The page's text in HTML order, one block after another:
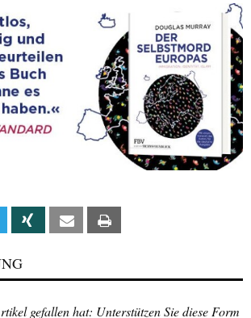
Linkedin Xing Email
gefallen hat: Unterstützen Sie diese Form